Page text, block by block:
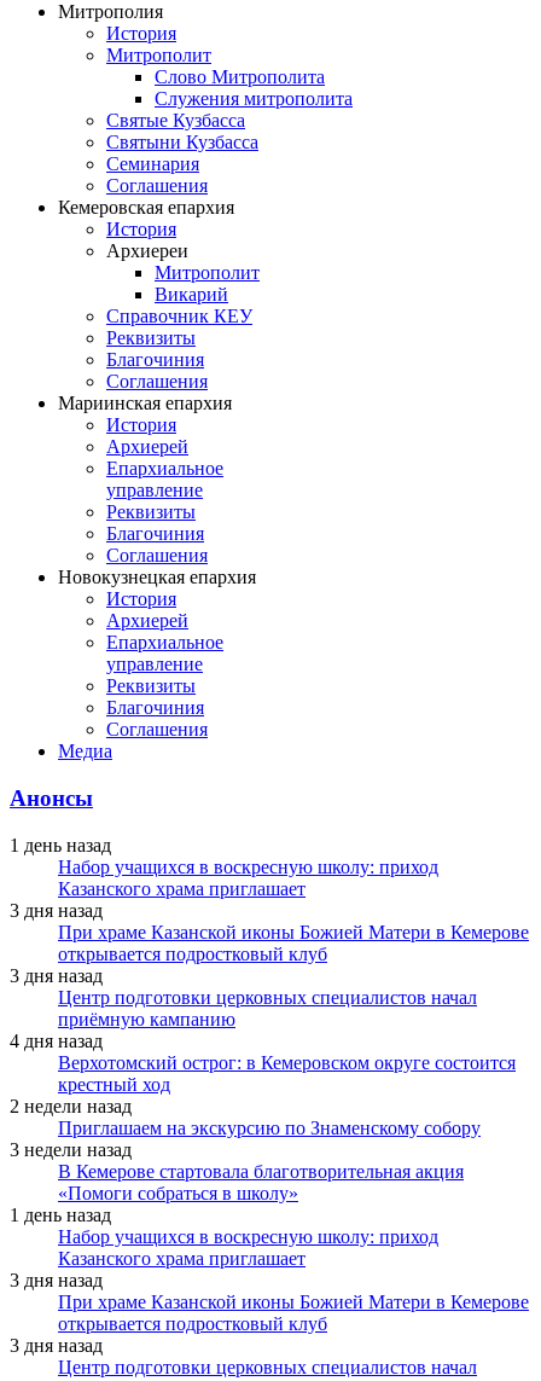
Митрополия
История
Митрополит
Слово Митрополита
Служения митрополита
Святые Кузбасса
Святыни Кузбасса
Семинария
Соглашения
Кемеровская епархия
История
Архиереи
Митрополит
Викарий
Справочник КЕУ
Реквизиты
Благочиния
Соглашения
Мариинская епархия
История
Архиерей
Епархиальное
управление
Реквизиты
Благочиния
Соглашения
Новокузнецкая епархия
История
Архиерей
Епархиальное
управление
Реквизиты
Благочиния
Соглашения
Медиа
Анонсы
1 день назад
Набор учащихся в воскресную школу: приход
Казанского храма приглашает
3 дня назад
При храме Казанской иконы Божией Матери в Кемерове
открывается подростковый клуб
3 дня назад
Центр подготовки церковных специалистов начал
приёмную кампанию
4 дня назад
Верхотомский острог: в Кемеровском округе состоится
крестный ход
2 недели назад
Приглашаем на экскурсию по Знаменскому собору
3 недели назад
В Кемерове стартовала благотворительная акция
«Помоги собраться в школу»
1 день назад
Набор учащихся в воскресную школу: приход
Казанского храма приглашает
3 дня назад
При храме Казанской иконы Божией Матери в Кемерове
открывается подростковый клуб
3 дня назад
Центр подготовки церковных специалистов начал